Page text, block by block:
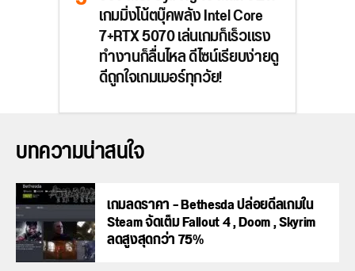
เกมมิ่งโน้ตบุ๊คพลัง Intel Core
7+RTX 5070 เล่นเกมก็เร็วแรง
ทำงานก็ลื่นไหล ดีไซน์เรียบง่ายดู
ดีถูกใจเกมเมอร์ทุกวัย!
บทความน่าสนใจ
เกมลดราคา – Bethesda ปล่อยดีลเกมใน
Steam จัดเต็ม Fallout 4 , Doom , Skyrim
ลดสูงสุดกว่า 75%